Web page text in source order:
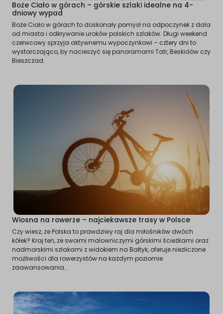
Boże Ciało w górach – górskie szlaki idealne na 4-
dniowy wypad
Boże Ciało w górach to doskonały pomysł na odpoczynek z dala
od miasta i odkrywanie uroków polskich szlaków. Długi weekend
czerwcowy sprzyja aktywnemu wypoczynkowi – cztery dni to
wystarczająco, by nacieszyć się panoramami Tatr, Beskidów czy
Bieszczad.
Wiosna na rowerze – najciekawsze trasy w Polsce
Czy wiesz, że Polska to prawdziwy raj dla miłośników dwóch
kółek? Kraj ten, ze swoimi malowniczymi górskimi ścieżkami oraz
nadmorskimi szlakami z widokiem na Bałtyk, oferuje niezliczone
możliwości dla rowerzystów na każdym poziomie
zaawansowania...